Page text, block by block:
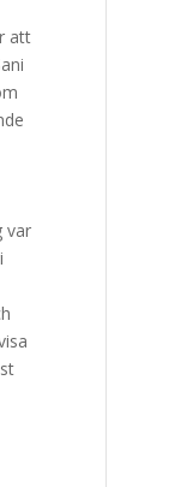
att
var